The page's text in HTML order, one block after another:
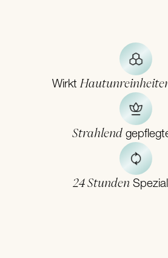
Wirkt
Strahlend
24 Stunden